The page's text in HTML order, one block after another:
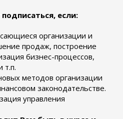
если:
организации и
продаж, построение
бизнес-процессов,
т.п.
методов организации
законодательстве.
управления